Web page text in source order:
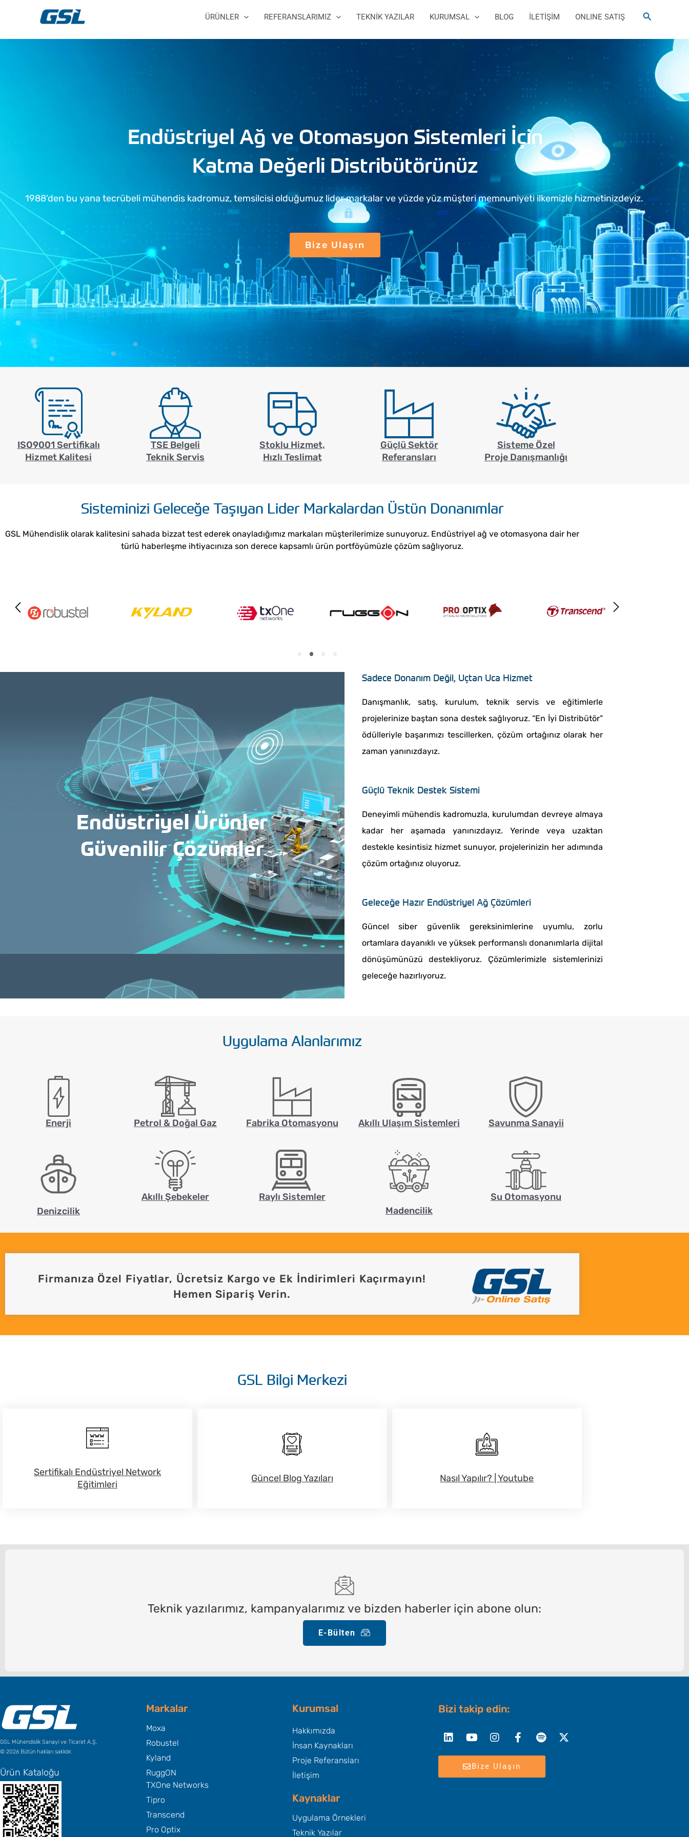
ÜRÜNLER REFERANSLARIMIZ TEKNİK YAZILAR KURUMSAL BLOG İLETİŞİM ONLINE SATIŞ Arama
Endüstriyel Ağ ve Otomasyon Sistemleri İçin
Katma Değerli Distribütörünüz
1988’den bu yana tecrübeli mühendis kadromuz, temsilcisi olduğumuz lider markalar ve yüzde yüz müşteri memnuniyeti ilkemizle hizmetinizdeyiz.
Bize Ulaşın
ISO9001 Sertifikalı
Hizmet Kalitesi
TSE Belgeli
Teknik Servis
Stoklu Hizmet,
Hızlı Teslimat
Güçlü Sektör
Referansları
Sisteme Özel
Proje Danışmanlığı
Sisteminizi Geleceğe Taşıyan Lider Markalardan Üstün Donanımlar
GSL Mühendislik olarak kalitesini sahada bizzat test ederek onayladığımız markaları müşterilerimize sunuyoruz. Endüstriyel ağ ve otomasyona dair her
türlü haberleşme ihtiyacınıza son derece kapsamlı ürün portföyümüzle çözüm sağlıyoruz.
Endüstriyel Ürünler
Güvenilir Çözümler
Sadece Donanım Değil, Uçtan Uca Hizmet
Danışmanlık, satış, kurulum, teknik servis ve eğitimlerle
projelerinize baştan sona destek sağlıyoruz. “En İyi Distribütör”
ödülleriyle başarımızı tescillerken, çözüm ortağınız olarak her
zaman yanınızdayız.
Güçlü Teknik Destek Sistemi
Deneyimli mühendis kadromuzla, kurulumdan devreye almaya
kadar her aşamada yanınızdayız. Yerinde veya uzaktan
destekle kesintisiz hizmet sunuyor, projelerinizin her adımında
çözüm ortağınız oluyoruz.
Geleceğe Hazır Endüstriyel Ağ Çözümleri
Güncel siber güvenlik gereksinimlerine uyumlu, zorlu
ortamlara dayanıklı ve yüksek performanslı donanımlarla dijital
dönüşümünüzü destekliyoruz. Çözümlerimizle sistemlerinizi
geleceğe hazırlıyoruz.
Uygulama Alanlarımız
Enerji Petrol & Doğal Gaz Fabrika Otomasyonu Akıllı Ulaşım Sistemleri Savunma Sanayii
Denizcilik
Akıllı Şebekeler
Raylı Sistemler
Madencilik
Su Otomasyonu
Firmanıza Özel Fiyatlar, Ücretsiz Kargo ve Ek İndirimleri Kaçırmayın!
Hemen Sipariş Verin.
GSL Bilgi Merkezi
Sertifikalı Endüstriyel Network
Eğitimleri​
Güncel Blog Yazıları Nasıl Yapılır? | Youtube
​Teknik yazılarımız, kampanyalarımız ve bizden haberler için abone olun:
E-Bülten
GSL Mühendislik Sanayi ve Ticaret A.Ş.
© 2026 Bütün hakları saklıdır.
Ürün Kataloğu
Markalar
Moxa
Robustel
Kyland
RuggON
TXOne Networks
Tipro
Transcend
Pro Optix
Kurumsal
Hakkımızda
İnsan Kaynakları
Proje Referansları
İletişim
Kaynaklar
Uygulama Örnekleri
Teknik Yazılar
Bizi takip edin:
f
twitter
Bize Ulaşın